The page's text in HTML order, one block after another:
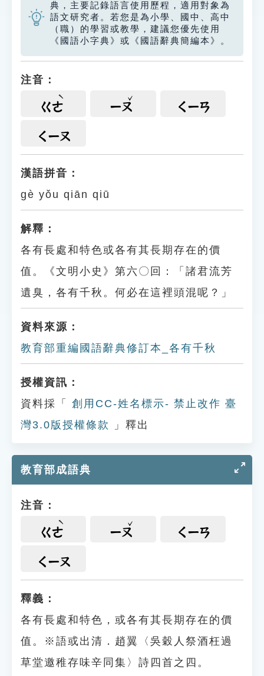
典，主要記錄語言使用歷程，適用對象為
語文研究者。若您是為小學、國中、高中
（職）的學習或教學，建議您優先使用
《國語小字典》或《國語辭典簡編本》。
注音：
ㄍㄜ ㄧㄡ ㄑㄧㄢ
ㄑㄧㄡ
漢語拼音：
gè yǒu qiān qiū
解釋：
各有長處和特色或各有其長期存在的價
值。《文明小史》第六〇回：「諸君流芳
遺臭，各有千秋。何必在這裡頭混呢？」
資料來源：
教育部重編國語辭典修訂本_各有千秋
授權資訊：
資料採「
創用CC-姓名標示- 禁止改作 臺
灣3.0版授權條款
」釋出
教育部成語典
注音：
ㄍㄜ ㄧㄡ ㄑㄧㄢ
ㄑㄧㄡ
釋義：
各有長處和特色，或各有其長期存在的價
值。※語或出清．趙翼〈吳穀人祭酒枉過
草堂邀稚存味辛同集〉詩四首之四。